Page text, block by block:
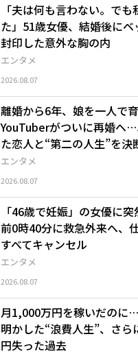
エンタメ
「夫は何も言わない。で
た」51歳女優、結婚後にベ
封印した意外な胸の内
2026.08.07
エンタメ
離婚から6年、娘を一人で
YouTuberがついに再婚へ
た恋人と“第二の人生”を決
2026.08.07
エンタメ
「46歳で妊娠」の女優に
前0時40分に救急外来へ、
すべてキャンセル
2026.08.07
月1,000万円を稼いだのに
明かした“浪費人生”、さら
円失った過去